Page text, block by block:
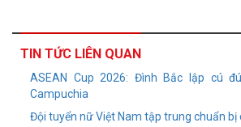
TIN TỨC LIÊN QUAN
ASEAN Cup 2026: Đình Bắc lập cú
Campuchia
Đội tuyển nữ Việt Nam tập trung chuẩn bị